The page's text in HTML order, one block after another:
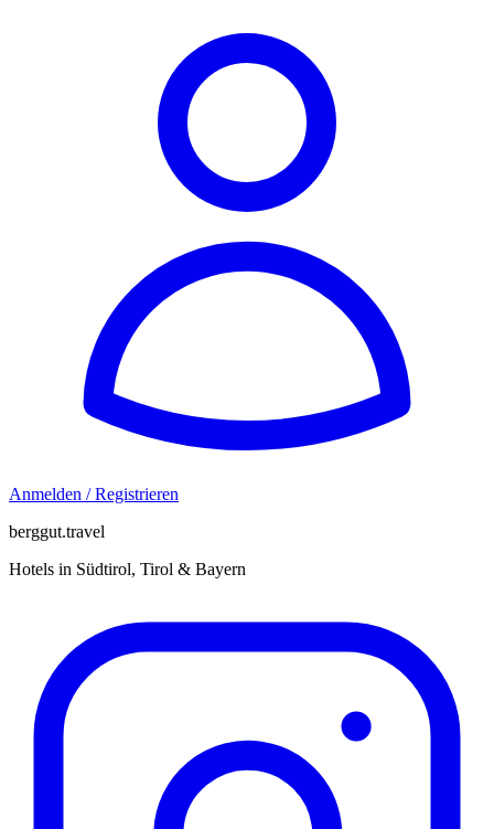
Anmelden / Registrieren
berggut.travel
Hotels in Südtirol, Tirol & Bayern